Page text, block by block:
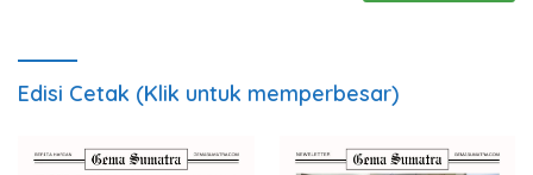
Edisi Cetak (Klik untuk memperbesar)